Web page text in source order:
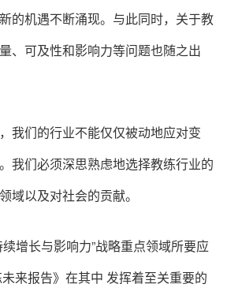
的机遇不断涌现。与此同时，关于教
、可及性和影响力等问题也随之出
我们的行业不能仅仅被动地应对变
我们必须深思熟虑地选择教练行业的
域以及对社会的贡献。
增长与影响力”战略重点领域所要应
来报告》在其中 发挥着至关重要的